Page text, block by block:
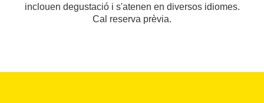
inclouen degustació i s'atenen en diversos idiomes.
Cal reserva prèvia.